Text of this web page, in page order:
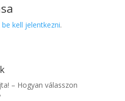
be kell jelentkezni.
– Hogyan válasszon